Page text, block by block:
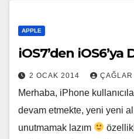
APPLE
iOS7’den
2 OCAK 2014
Merhaba, iPhone
devam etmekte, yeni yeni
unutmamak lazım